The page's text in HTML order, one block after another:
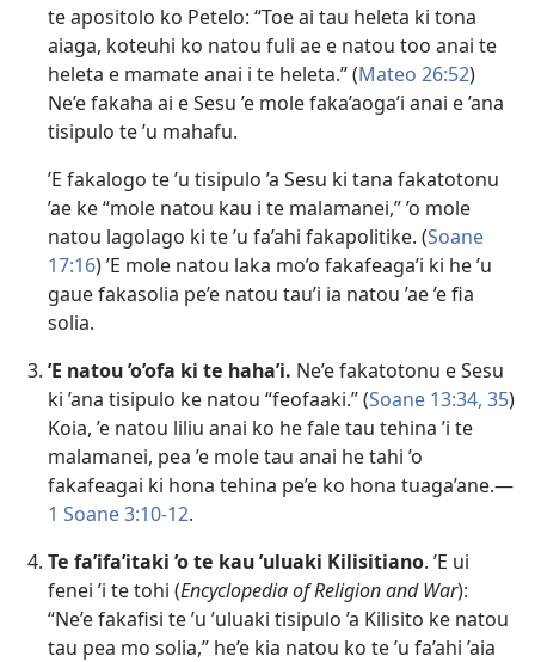
te apositolo ko Petelo: “Toe ai tau heleta ki tona
aiaga, koteuhi ko natou fuli ae e natou too anai te
heleta e mamate anai i te heleta.” (Mateo 26:52)
Ne’e fakaha ai e Sesu ’e mole faka’aoga’i anai e ’ana
tisipulo te ’u mahafu.
’E fakalogo te ’u tisipulo ’a Sesu ki tana fakatotonu
’ae ke “mole natou kau i te malamanei,” ’o mole
natou lagolago ki te ’u fa’ahi fakapolitike. (Soane
17:16) ’E mole natou laka mo’o fakafeaga’i ki he ’u
gaue fakasolia pe’e natou tau’i ia natou ’ae ’e fia
solia.
’E natou ’o’ofa ki te haha’i. Ne’e fakatotonu e Sesu
ki ’ana tisipulo ke natou “feofaaki.” (Soane 13:34, 35)
Koia, ’e natou liliu anai ko he fale tau tehina ’i te
malamanei, pea ’e mole tau anai he tahi ’o
fakafeagai ki hona tehina pe’e ko hona tuaga’ane.—
1 Soane 3:10-12.
Te fa’ifa’itaki ’o te kau ’uluaki Kilisitiano. ’E ui
fenei ’i te tohi (Encyclopedia of Religion and War):
“Ne’e fakafisi te ’u ’uluaki tisipulo ’a Kilisito ke natou
tau pea mo solia,” he’e kia natou ko te ’u fa’ahi ’aia